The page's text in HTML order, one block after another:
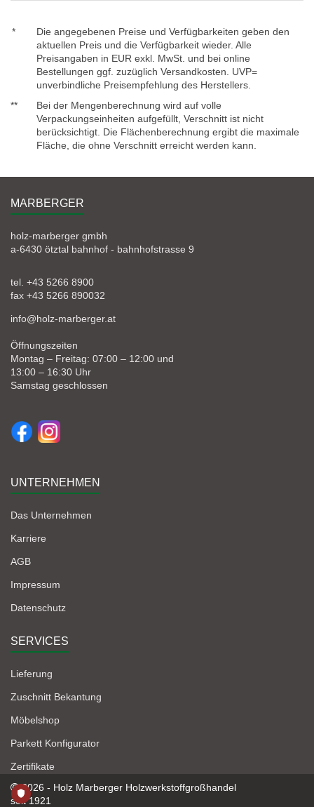
*
Die angegebenen Preise und Verfügbarkeiten geben den
aktuellen Preis und die Verfügbarkeit wieder. Alle
Preisangaben in EUR exkl. MwSt. und bei online
Bestellungen ggf. zuzüglich Versandkosten. UVP=
unverbindliche Preisempfehlung des Herstellers.
**
Bei der Mengenberechnung wird auf volle
Verpackungseinheiten aufgefüllt, Verschnitt ist nicht
berücksichtigt. Die Flächenberechnung ergibt die maximale
Fläche, die ohne Verschnitt erreicht werden kann.
MARBERGER
holz-marberger gmbh
a-6430 ötztal bahnhof - bahnhofstrasse 9
tel. +43 5266 8900
fax +43 5266 890032
info@holz-marberger.at
Öffnungszeiten
Montag – Freitag: 07:00 – 12:00 und
13:00 – 16:30 Uhr
Samstag geschlossen
UNTERNEHMEN
Das Unternehmen
Karriere
AGB
Impressum
Datenschutz
SERVICES
Lieferung
Zuschnitt Bekantung
Möbelshop
Parkett Konfigurator
Zertifikate
2026 - Holz Marberger Holzwerkstoffgroßhandel
seit 1921